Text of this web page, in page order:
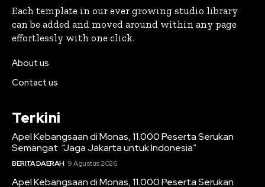
Each template in our ever growing studio library
can be added and moved around within any page
effortlessly with one click.
About us
Contact us
Terkini
Apel Kebangsaan di Monas, 11.000 Peserta Serukan
Semangat “Jaga Jakarta untuk Indonesia”
BERITA DAERAH 9 Agustus 2026
Apel Kebangsaan di Monas, 11.000 Peserta Serukan